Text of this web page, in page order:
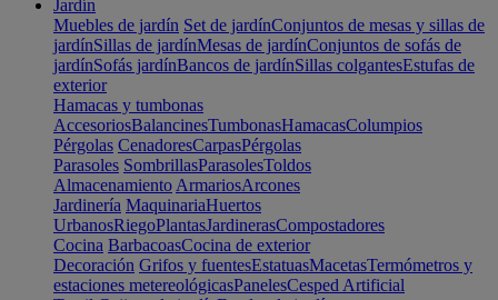
Jardín
Muebles de jardín Set de jardínConjuntos de mesas y sillas de
jardínSillas de jardínMesas de jardínConjuntos de sofás de
jardínSofás jardínBancos de jardínSillas colgantesEstufas de
exterior
Hamacas y tumbonas
AccesoriosBalancinesTumbonasHamacasColumpios
Pérgolas CenadoresCarpasPérgolas
Parasoles SombrillasParasolesToldos
Almacenamiento ArmariosArcones
Jardinería MaquinariaHuertos
UrbanosRiegoPlantasJardinerasCompostadores
Cocina BarbacoasCocina de exterior
Decoración Grifos y fuentesEstatuasMacetasTermómetros y
estaciones metereológicasPanelesCesped Artificial